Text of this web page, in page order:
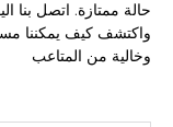
حالة ممتازة. اتصل بنا
واكتشف كيف يمكننا
وخالية من المتاعب